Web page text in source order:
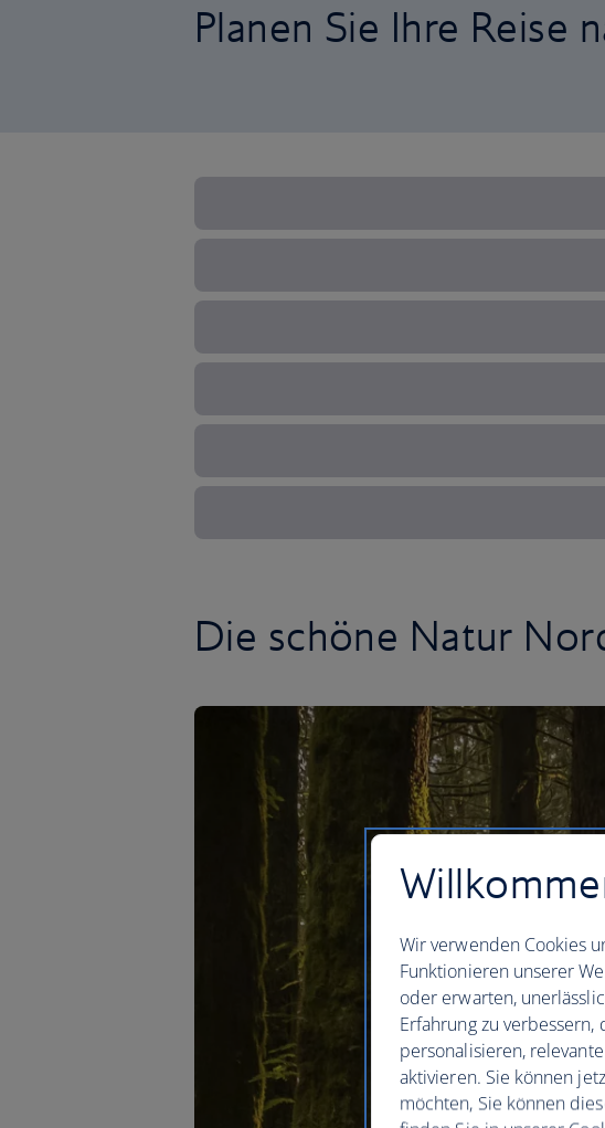
Planen Sie Ihre Reise
Die schöne Natur
Wir verwenden Cookies
Funktionieren unserer
oder erwarten,
Erfahrung zu verbessern,
personalisieren,
aktivieren. Sie können
möchten, Sie können